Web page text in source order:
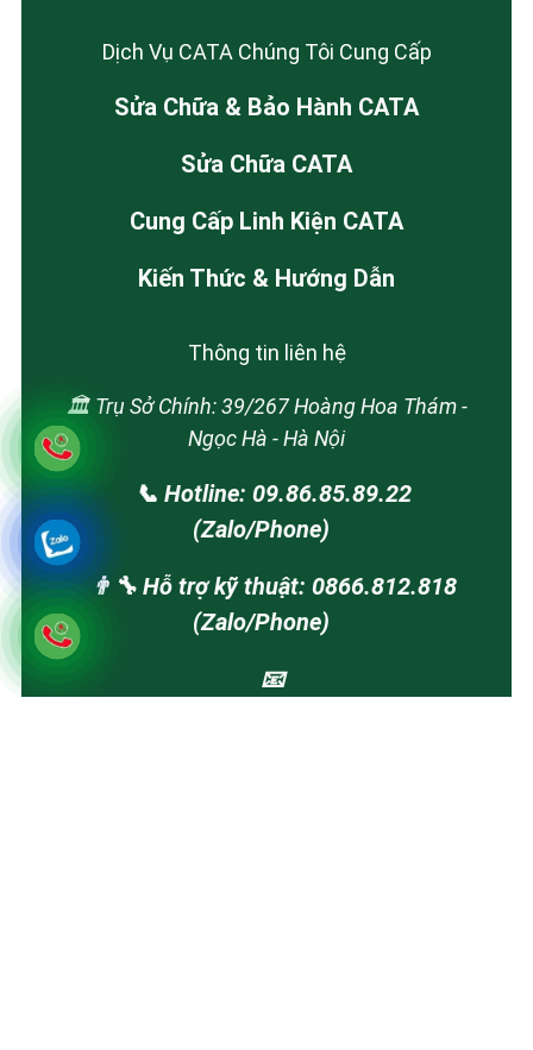
Dịch Vụ CATA Chúng Tôi Cung Cấp
Sửa Chữa & Bảo Hành CATA
Sửa Chữa CATA
Cung Cấp Linh Kiện CATA
Kiến Thức & Hướng Dẫn
Thông tin liên hệ
🏛️ Trụ Sở Chính: 39/267 Hoàng Hoa Thám -
Ngọc Hà - Hà Nội
📞 Hotline: 09.86.85.89.22
(Zalo/Phone)
👨‍🔧 Hỗ trợ kỹ thuật: 0866.812.818
(Zalo/Phone)
📧